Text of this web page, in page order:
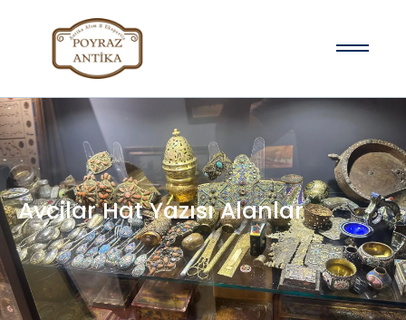
Avcilar Hat Yazısı Alanlar